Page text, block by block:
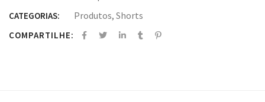
CATEGORIAS: Produtos, Shorts
COMPARTILHE: